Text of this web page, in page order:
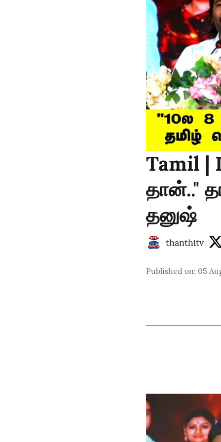
Tamil |
தான்.."
தனுஷ்
thanthitv
Published on: 05